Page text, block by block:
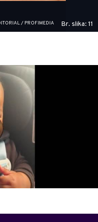
/ PROFIMEDIA Br. slika: 11